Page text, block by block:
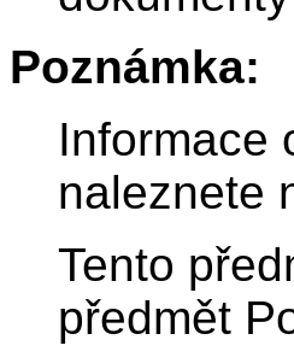
Poznámka:
Informace
naleznete
Tento
předmět